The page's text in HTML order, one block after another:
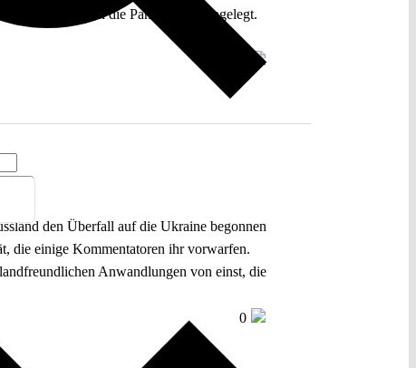
Jahren schon die Pandemie offengelegt.
den Überfall auf die Ukraine begonnen
die einige Kommentatoren ihr vorwarfen.
Anwandlungen von einst, die
0